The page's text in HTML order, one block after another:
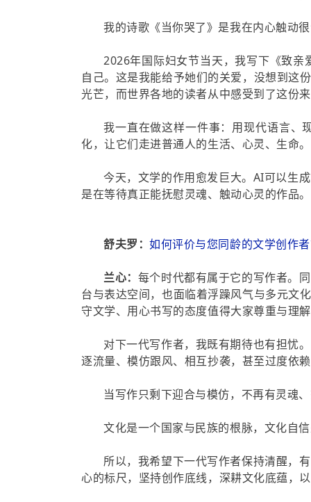
我的诗歌《当你哭了》是我在内心触动
2026年国际妇女节当天，我写下《致
自己。这是我能给予她们的关爱，没想到这
光芒，而世界各地的读者从中感受到了这份
我一直在做这样一件事：用现代语言、
化，让它们走进普通人的生活、心灵、生命
今天，文学的作用愈发巨大。AI可以生
是在等待真正能抚慰灵魂、触动心灵的作品
舒夫罗：如何评价与您同龄的文学创作
兰心： 每个时代都有属于它的写作者。
台与表达空间，也面临着浮躁风气与多元文
守文学、用心书写的态度值得大家尊重与理
对下一代写作者，我既有期待也有担忧
逐流量、模仿跟风、相互抄袭，甚至过度依
当写作只剩下迎合与模仿，不再有灵魂
文化是一个国家与民族的根脉，文化自
所以，我希望下一代写作者保持清醒，
心的标尺，坚持创作底线，深耕文化底蕴，